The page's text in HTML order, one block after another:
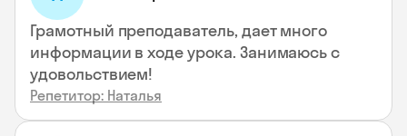
Грамотный преподаватель, дает много
информации в ходе урока. Занимаюсь с
удовольствием!
Репетитор: Наталья